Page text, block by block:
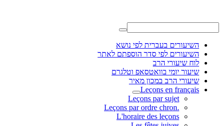
השיעורים בעברית לפי נושא
השיעורים לפי סדר הוספתם לאתר
לוח שיעורי הרב
שיעור יומי בוואטסאפ וטלגרם
שיעורי הרב במכון מאיר
Leçons en français
Leçons par sujet
.Leçons par ordre chron
L'horaire des leçons